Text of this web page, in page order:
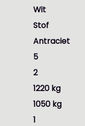
Wit
Stof
Antraciet
5
2
1220 kg
1050 kg
1